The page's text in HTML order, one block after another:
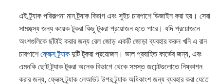
এই ট্র্যাক পরিকল্পনা মান ট্র্যাক বিভাগ এবং সুইচ চারপাশে ডিজাইন করা হয়। সেরা
সামঞ্জস্য জন্য কয়েক টুকরা কিছু টুকরা প্রয়োজন হতে পারে। যদি প্রয়োজনে
অংশগুলিকে ছাঁটাই করার জন্য রেল জোড় একটি জোড়া ব্যবহার করুন খনি এ রান
চারপাশেফ্লেক্স ট্র্যাক দুটি টুকরা প্রয়োজন। ভাল প্রবাহিত কার্ভের জন্য, এবং
এমনকি ছোট ট্র্যাক টুকরা অনেক বিভাগে থেকে সমস্ত জয়েন্টগুলোতে নিষ্কাশন
করার জন্য, ফ্লেক্স ট্র্যাক লেআউট উপর ট্র্যাক অধিকাংশ জন্য ব্যবহার করা যেতে